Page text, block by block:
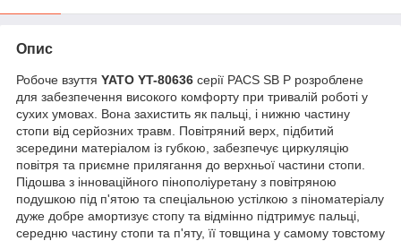
Опис
Робоче взуття YATO YT-80636 серії PACS SB P розроблене
для забезпечення високого комфорту при тривалій роботі у
сухих умовах. Вона захистить як пальці, і нижню частину
стопи від серйозних травм. Повітряний верх, підбитий
зсередини матеріалом із губкою, забезпечує циркуляцію
повітря та приємне прилягання до верхньої частини стопи.
Підошва з інноваційного пінополіуретану з повітряною
подушкою під п'ятою та спеціальною устілкою з піноматеріалу
дуже добре амортизує стопу та відмінно підтримує пальці,
середню частину стопи та п'яту, її товщина у самому товстому